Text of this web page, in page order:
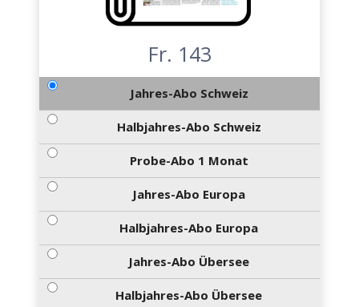
Fr. 143
Jahres-Abo Schweiz
Halbjahres-Abo Schweiz
Probe-Abo 1 Monat
Jahres-Abo Europa
Halbjahres-Abo Europa
Jahres-Abo Übersee
Halbjahres-Abo Übersee